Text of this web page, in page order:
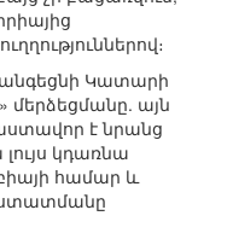
Կատարի
մերձեցմանը. այն
է նրանց
կդառնա
համար և